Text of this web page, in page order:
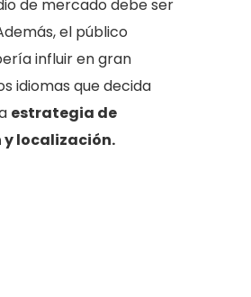
de mercado debe ser
el público
influir en gran
idiomas que decida
estrategia de
localización.